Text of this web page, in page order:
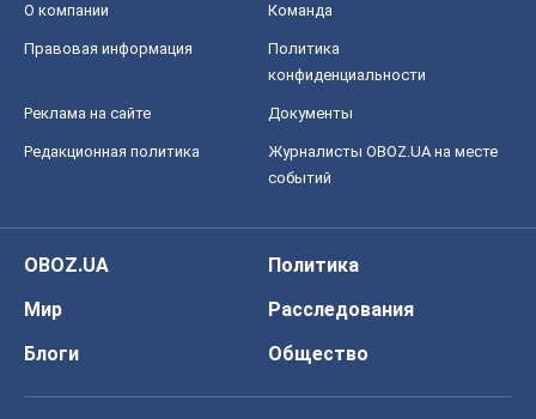
О компании Команда
Правовая информация
Политика
конфиденциальности
Реклама на сайте Документы
Редакционная политика
Журналисты OBOZ.UA на месте
событий
OBOZ.UA
Политика
Мир
Расследования
Блоги
Общество